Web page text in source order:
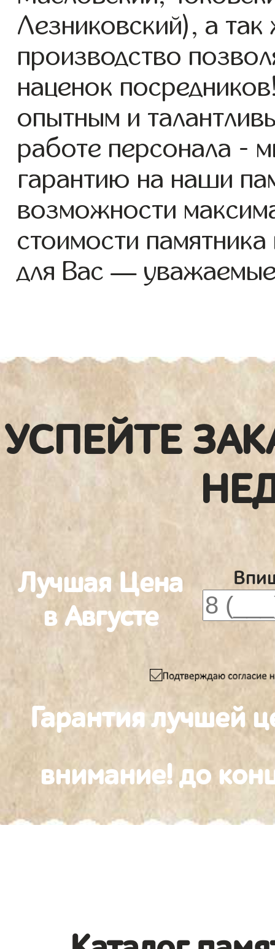
Лезниковский), а
производство
наценок
опытным и
работе персонала -
гарантию на наши
возможности
стоимости
для Вас —
УСПЕЙТЕ
Лучшая Цена
в Августе
Гарантия лучшей
внимание! до